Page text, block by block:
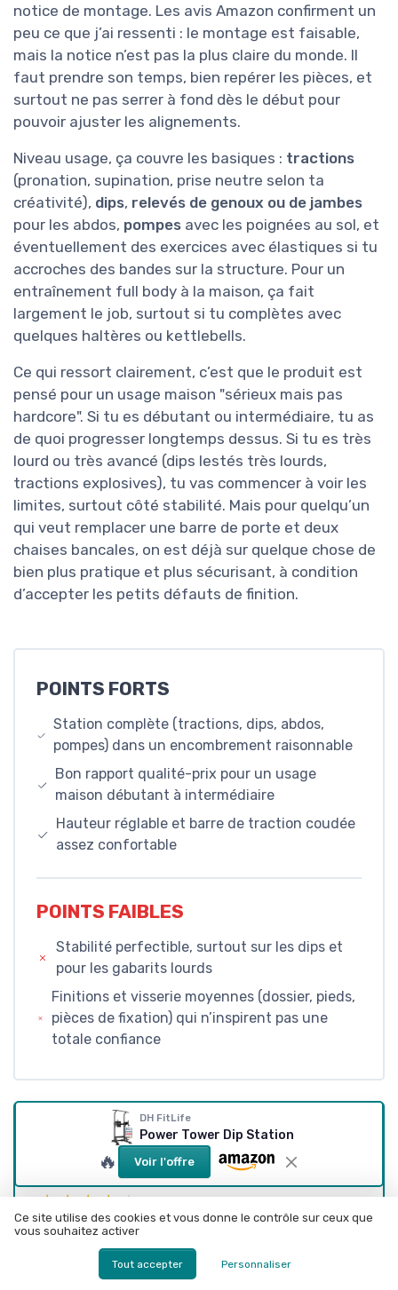
notice de montage. Les avis Amazon confirment un
peu ce que j’ai ressenti : le montage est faisable,
mais la notice n’est pas la plus claire du monde. Il
faut prendre son temps, bien repérer les pièces, et
surtout ne pas serrer à fond dès le début pour
pouvoir ajuster les alignements.
Niveau usage, ça couvre les basiques : tractions
(pronation, supination, prise neutre selon ta
créativité), dips, relevés de genoux ou de jambes
pour les abdos, pompes avec les poignées au sol, et
éventuellement des exercices avec élastiques si tu
accroches des bandes sur la structure. Pour un
entraînement full body à la maison, ça fait
largement le job, surtout si tu complètes avec
quelques haltères ou kettlebells.
Ce qui ressort clairement, c’est que le produit est
pensé pour un usage maison "sérieux mais pas
hardcore". Si tu es débutant ou intermédiaire, tu as
de quoi progresser longtemps dessus. Si tu es très
lourd ou très avancé (dips lestés très lourds,
tractions explosives), tu vas commencer à voir les
limites, surtout côté stabilité. Mais pour quelqu’un
qui veut remplacer une barre de porte et deux
chaises bancales, on est déjà sur quelque chose de
bien plus pratique et plus sécurisant, à condition
d’accepter les petits défauts de finition.
POINTS FORTS
Station complète (tractions, dips, abdos,
pompes) dans un encombrement raisonnable
Bon rapport qualité-prix pour un usage
maison débutant à intermédiaire
Hauteur réglable et barre de traction coudée
assez confortable
POINTS FAIBLES
Stabilité perfectible, surtout sur les dips et
pour les gabarits lourds
Finitions et visserie moyennes (dossier, pieds,
pièces de fixation) qui n’inspirent pas une
totale confiance
CONCLUSION
NOTE DE LA RÉDACTION
★★★★★
★★★★★
La DH FitLife Power Tower est une chaise
romaine qui fait ce qu’on lui demande :
permettre de s’entraîner sérieusement à la
DH FitLife
Power Tower Dip Station
🔥 Voir l'offre
Ce site utilise des cookies et vous donne le contrôle sur ceux que
vous souhaitez activer
Tout accepter Personnaliser